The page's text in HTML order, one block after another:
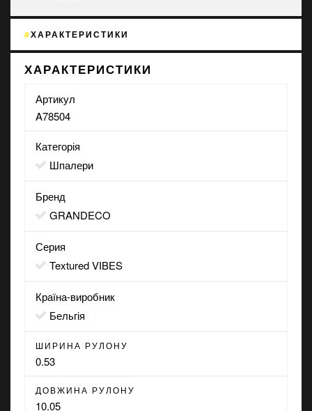
ХАРАКТЕРИСТИКИ
ХАРАКТЕРИСТИКИ
Артикул
A78504
Категорія
Шпалери
Бренд
GRANDECO
Серия
Textured VIBES
Країна-виробник
Бельгія
ШИРИНА РУЛОНУ
0.53
ДОВЖИНА РУЛОНУ
10.05